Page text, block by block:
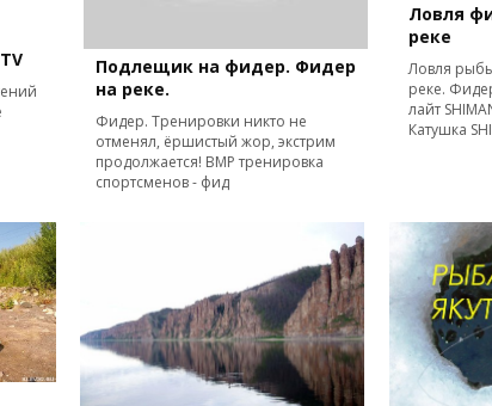
Подлещик на фидер. Фидер
на реке.
Фидер. Тренировки никто не
отменял, ёршистый жор, экстрим
продолжается! ВМР тренировка
спортсменов - фид
Ловля
реке
Ловля
реке.
лайт
Катушка